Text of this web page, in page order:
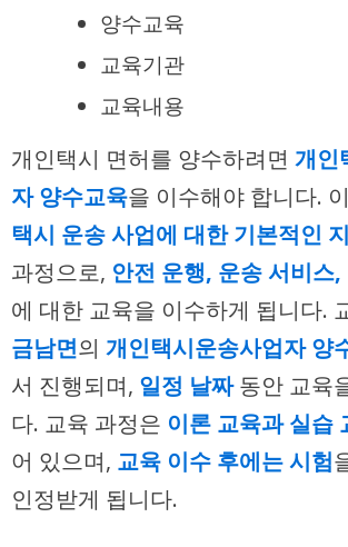
양수교육
교육기관
교육내용
개인택시 면허를 양수하려면 개인
자 양수교육을 이수해야 합니다.
택시 운송 사업에 대한 기본적인
과정으로, 안전 운행, 운송 서비스
에 대한 교육을 이수하게 됩니다.
금남면의 개인택시운송사업자 양
서 진행되며, 일정 날짜동안 교육
다. 교육 과정은 이론 교육과 실습
어 있으며, 교육 이수 후에는 시험
인정받게 됩니다.